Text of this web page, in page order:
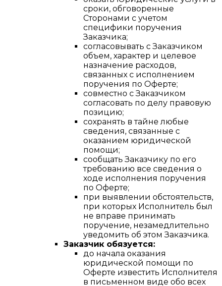
сроки, обговоренные
Сторонами с учетом
специфики поручения
Заказчика;
согласовывать с Заказчиком
объем, характер и целевое
назначение расходов,
связанных с исполнением
поручения по Оферте;
совместно с Заказчиком
согласовать по делу правовую
позицию;
сохранять в тайне любые
сведения, связанные с
оказанием юридической
помощи;
сообщать Заказчику по его
требованию все сведения о
ходе исполнения поручения
по Оферте;
при выявлении обстоятельств,
при которых Исполнитель был
не вправе принимать
поручение, незамедлительно
уведомить об этом Заказчика.
Заказчик обязуется:
до начала оказания
юридической помощи по
Оферте известить Исполнителя
в письменном виде обо всех